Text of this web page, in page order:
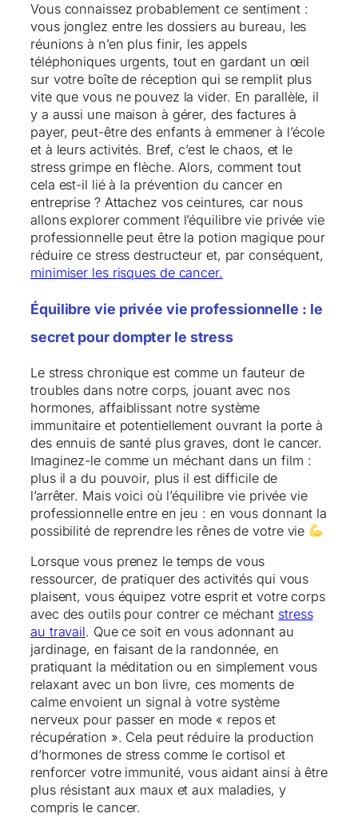
Vous connaissez probablement ce sentiment :
vous jonglez entre les dossiers au bureau, les
réunions à n’en plus finir, les appels
téléphoniques urgents, tout en gardant un œil
sur votre boîte de réception qui se remplit plus
vite que vous ne pouvez la vider. En parallèle, il
y a aussi une maison à gérer, des factures à
payer, peut-être des enfants à emmener à l’école
et à leurs activités. Bref, c’est le chaos, et le
stress grimpe en flèche. Alors, comment tout
cela est-il lié à la prévention du cancer en
entreprise ? Attachez vos ceintures, car nous
allons explorer comment l’équilibre vie privée vie
professionnelle peut être la potion magique pour
réduire ce stress destructeur et, par conséquent,
minimiser les risques de cancer.
Équilibre vie privée vie professionnelle : le
secret pour dompter le stress
Le stress chronique est comme un fauteur de
troubles dans notre corps, jouant avec nos
hormones, affaiblissant notre système
immunitaire et potentiellement ouvrant la porte à
des ennuis de santé plus graves, dont le cancer.
Imaginez-le comme un méchant dans un film :
plus il a du pouvoir, plus il est difficile de
l’arrêter. Mais voici où l’équilibre vie privée vie
professionnelle entre en jeu : en vous donnant la
possibilité de reprendre les rênes de votre vie
Lorsque vous prenez le temps de vous
ressourcer, de pratiquer des activités qui vous
plaisent, vous équipez votre esprit et votre corps
avec des outils pour contrer ce méchant stress
au travail. Que ce soit en vous adonnant au
jardinage, en faisant de la randonnée, en
pratiquant la méditation ou en simplement vous
relaxant avec un bon livre, ces moments de
calme envoient un signal à votre système
nerveux pour passer en mode « repos et
récupération ». Cela peut réduire la production
d’hormones de stress comme le cortisol et
renforcer votre immunité, vous aidant ainsi à être
plus résistant aux maux et aux maladies, y
compris le cancer.